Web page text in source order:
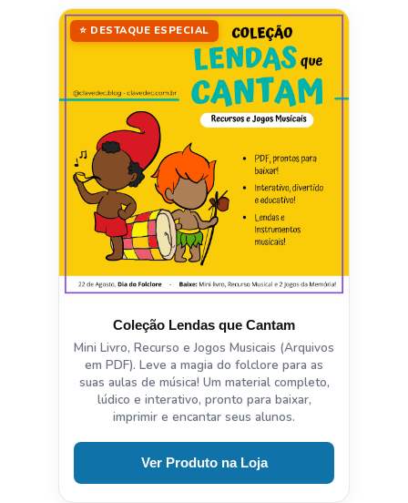
⭐ DESTAQUE ESPECIAL
Coleção Lendas que Cantam
Mini Livro, Recurso e Jogos Musicais (Arquivos
em PDF). Leve a magia do folclore para as
suas aulas de música! Um material completo,
lúdico e interativo, pronto para baixar,
imprimir e encantar seus alunos.
Ver Produto na Loja